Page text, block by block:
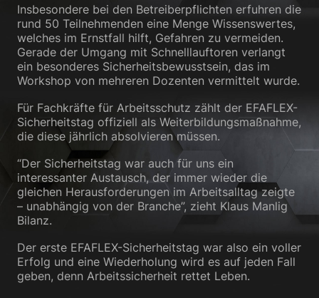
Insbesondere bei den Betreiberpflichten erfuhren die
rund 50 Teilnehmenden eine Menge Wissenswertes,
welches im Ernstfall hilft, Gefahren zu vermeiden.
Gerade der Umgang mit Schnelllauftoren verlangt
ein besonderes Sicherheitsbewusstsein, das im
Workshop von mehreren Dozenten vermittelt wurde.
Für Fachkräfte für Arbeitsschutz zählt der EFAFLEX-
Sicherheitstag offiziell als Weiterbildungsmaßnahme,
die diese jährlich absolvieren müssen.
“Der Sicherheitstag war auch für uns ein
interessanter Austausch, der immer wieder die
gleichen Herausforderungen im Arbeitsalltag zeigte
– unabhängig von der Branche”, zieht Klaus Manlig
Bilanz.
Der erste EFAFLEX-Sicherheitstag war also ein voller
Erfolg und eine Wiederholung wird es auf jeden Fall
geben, denn Arbeitssicherheit rettet Leben.